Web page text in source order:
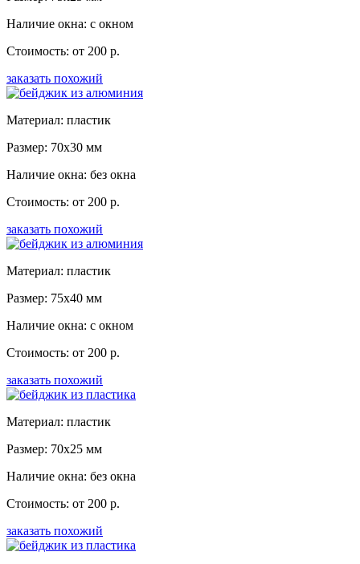
Наличие окна: с окном
Стоимость: от 200 р.
заказать похожий
Материал: пластик
Размер: 70x30 мм
Наличие окна: без окна
Стоимость: от 200 р.
заказать похожий
Материал: пластик
Размер: 75x40 мм
Наличие окна: с окном
Стоимость: от 200 р.
заказать похожий
Материал: пластик
Размер: 70x25 мм
Наличие окна: без окна
Стоимость: от 200 р.
заказать похожий